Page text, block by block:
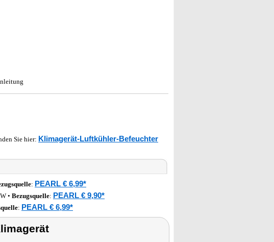
Sie hier: Klimagerät-Luftkühler-Befeuchter
: PEARL € 6,99*
• Bezugsquelle: PEARL € 9,90*
: PEARL € 6,99*